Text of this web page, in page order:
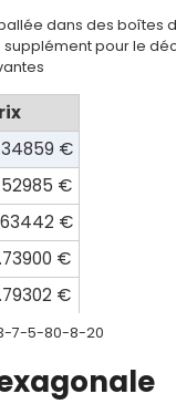
dans des boîtes
supplément pour le
€
€
€
€
€
7-5-80-8-20